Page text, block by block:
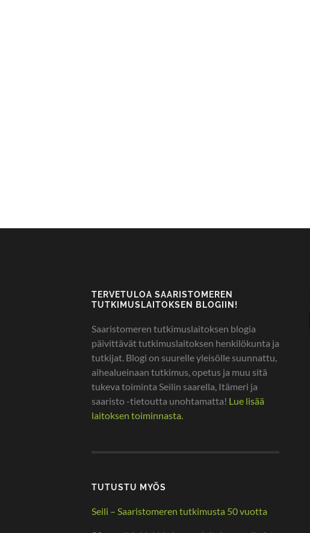
TERVETULOA SAARISTOMEREN
TUTKIMUSLAITOKSEN BLOGIIN!
Saaristomeren tutkimuslaitoksen blogia
päivittävät tutkimuslaitoksen henkilökunta ja
tutkijat. Blogi on suurelle yleisölle suunnattu,
aihealueinaan tutkimus, opetus ja muu sitä
tukeva toiminta Seilin saarella, Itämeri ja
saaristo -tietoutta unohtamatta! Lue lisää
laitoksen toiminnasta.
TUTUSTU MYÖS
Seili – Saaristomeren tutkimusta 50 vuotta